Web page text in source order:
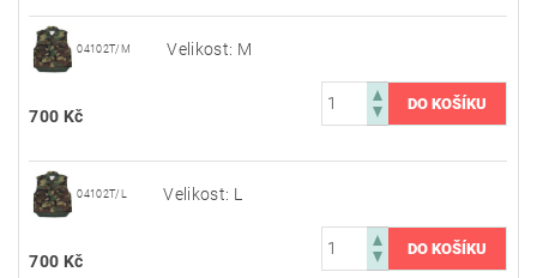
04102T/M Velikost: M
700 Kč
04102T/L Velikost: L
700 Kč